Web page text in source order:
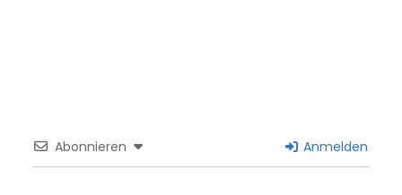
Abonnieren Anmelden